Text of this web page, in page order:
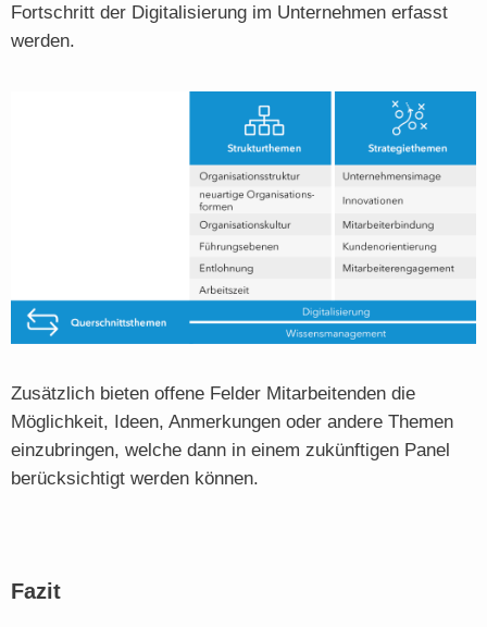
Fortschritt der Digitalisierung im Unternehmen erfasst
werden.
Zusätzlich bieten offene Felder Mitarbeitenden die
Möglichkeit, Ideen, Anmerkungen oder andere Themen
einzubringen, welche dann in einem zukünftigen Panel
berücksichtigt werden können.
Fazit